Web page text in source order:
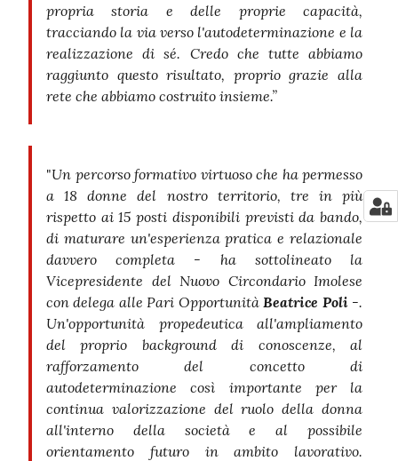
propria storia e delle proprie capacità,
tracciando la via verso l'autodeterminazione e la
realizzazione di sé. Credo che tutte abbiamo
raggiunto questo risultato, proprio grazie alla
rete che abbiamo costruito insieme.”
"Un percorso formativo virtuoso che ha permesso
a 18 donne del nostro territorio, tre in più
rispetto ai 15 posti disponibili previsti da bando,
di maturare un'esperienza pratica e relazionale
davvero completa - ha sottolineato la
Vicepresidente del Nuovo Circondario Imolese
con delega alle Pari Opportunità Beatrice Poli-.
Un'opportunità propedeutica all'ampliamento
del proprio background di conoscenze, al
rafforzamento del concetto di
autodeterminazione così importante per la
continua valorizzazione del ruolo della donna
all'interno della società e al possibile
orientamento futuro in ambito lavorativo.